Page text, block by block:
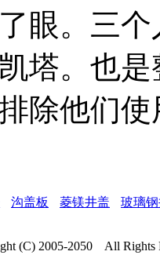
眼。三
塔。也
除他们
沟盖板 菱镁井盖 玻璃
(C) 2005-2050 All